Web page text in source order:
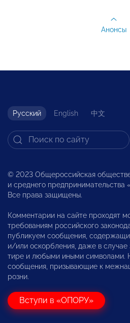
Анонсы
Русский English 中文
© 2023 Общероссийская
и среднего
Все права защищены.
Комментарии на сайте проходят
требованиям российского
публикуем сообщения,
и/или оскорбления, даже в случае
тире и любыми иными символами.
сообщения, призывающие к
розни.
Вступи в «ОПОРУ»